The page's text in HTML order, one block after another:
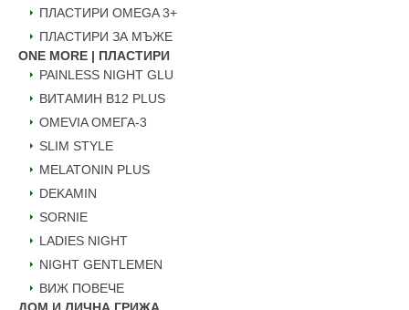
ПЛАСТИРИ OMEGA 3+
ПЛАСТИРИ ЗА МЪЖЕ
ONE MORE | ПЛАСТИРИ
PAINLESS NIGHT GLU
ВИТАМИН B12 PLUS
ОMEVIA ОМЕГА-3
SLIM STYLE
MELATONIN PLUS
DEKAMIN
SORNIE
LADIES NIGHT
NIGHT GENTLEMEN
ВИЖ ПОВЕЧЕ